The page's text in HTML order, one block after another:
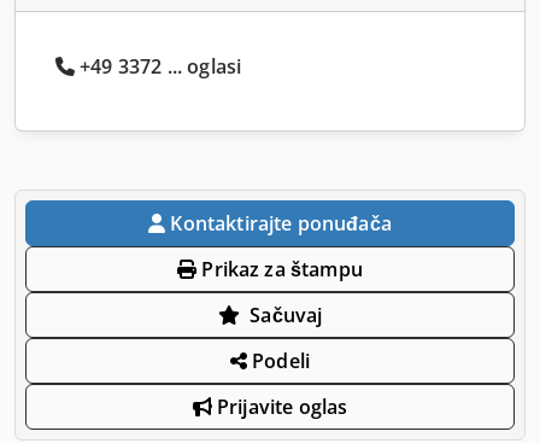
+49 3372 ... oglasi
Kontaktirajte ponuđača
Prikaz za štampu
Sačuvaj
Podeli
Prijavite oglas